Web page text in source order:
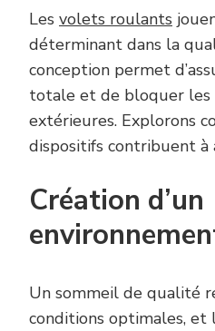
Les volets roulants
déterminant dans la
conception permet
totale et de bloquer les
extérieures. Explorons
dispositifs contribuent à
Création d’un
Un sommeil de qualité
conditions optimales, et